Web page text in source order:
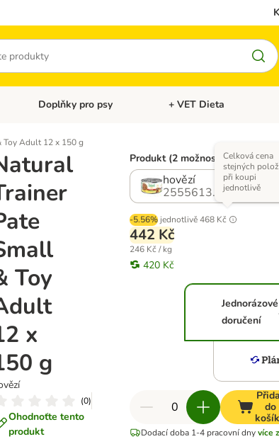
pro kočkyOtevřít menu: Krmivo pro psy
Doplňky pro psy Otevřít menu: Doplňky pro
+ VET Dieta
Toy Adult 12 x 150 g
Toy
x
g
(0)
Ohodnoťte tento
produkt
Produkt (2 možností)
hovězí
2555613.0
-5.56% jednotlivě468 Kč
Celková cena
stejných
při koupi
jednotlivě
442 Kč
246 Kč / kg
420 Kč
Jednorázové
doručení
do
Dodací doba 1-4 pracovní dnyvíce